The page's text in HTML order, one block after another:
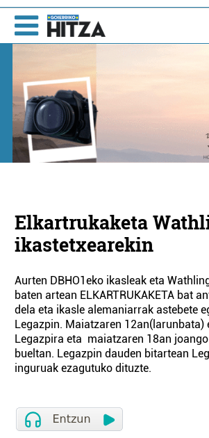
Elkartrukaketa
ikastetxearekin
Aurten DBHO1eko ikasleak eta
baten artean ELKARTRUKAKETA bat
dela eta ikasle alemaniarrak astebete
Legazpin. Maiatzaren 12an(larunbata)
Legazpira eta maiatzaren 18an
bueltan. Legazpin dauden bitartean
inguruak ezagutuko dituzte.